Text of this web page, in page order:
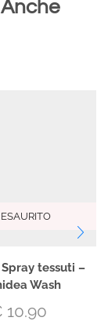
ESAURITO
tessuti –
Wash
10.90